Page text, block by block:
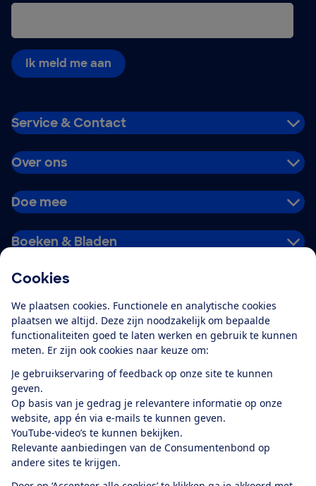
Cookies
We plaatsen cookies. Functionele en analytische cookies
plaatsen we altijd. Deze zijn noodzakelijk om bepaalde
functionaliteiten goed te laten werken en gebruik te kunnen
meten. Er zijn ook cookies naar keuze om:
Je gebruikservaring of feedback op onze site te kunnen
geven.
Op basis van je gedrag je relevantere informatie op onze
website, app én via e-mails te kunnen geven.
YouTube-video’s te kunnen bekijken.
Relevante aanbiedingen van de Consumentenbond op
andere sites te krijgen.
Ik meld me aan
Service & Contact
Over ons
Doe mee
Boeken & Bladen
Alles over de
app
Algemene Voorwaarden
Privacyverklaring
Cookiebeleid
Privacyvoorkeuren
Toegankelijkheid
RSS-feed nieuws
Facebook
TwitterInstagram
YoutubeLinkedIn